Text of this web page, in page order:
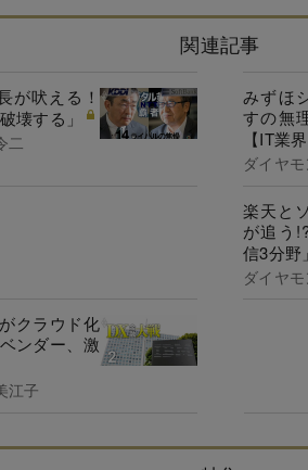
関連記事
が吠える！
壊する」
二
みずほ
すの無
【IT業
ダイヤ
楽天と
が追う
信3分野
ダイヤ
クラウド化
ンダー、激
江子